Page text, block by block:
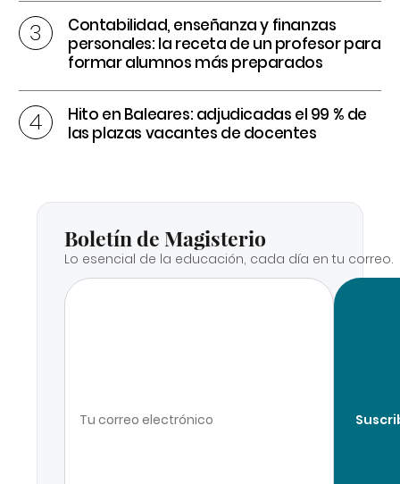
Contabilidad, enseñanza y finanzas
personales: la receta de un profesor para
formar alumnos más preparados
Hito en Baleares: adjudicadas el 99 % de
las plazas vacantes de docentes
Boletín de Magisterio
Lo esencial de la educación, cada día en tu correo.